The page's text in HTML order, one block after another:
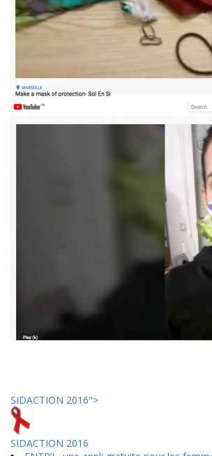
SIDACTION 2016">
SIDACTION 2016